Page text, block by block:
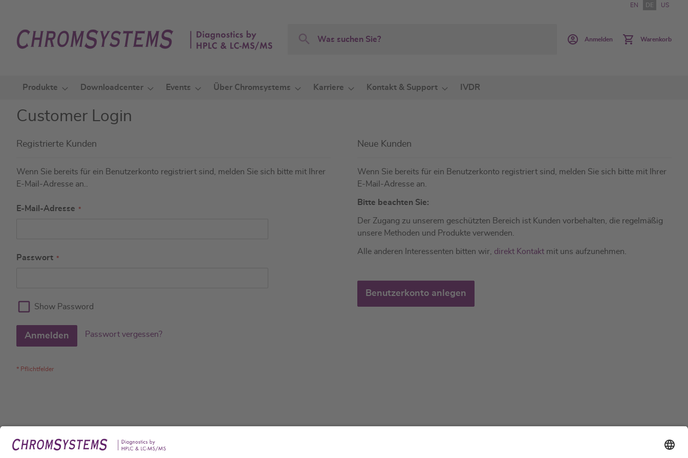
springen
EN DE US
Search
Anmelden Warenkorb
Produkte Downloadcenter Events Über Chromsystems Karriere Kontakt & Support IVDR
Customer Login
Registrierte Kunden
Wenn Sie bereits für ein Benutzerkonto registriert sind, melden Sie sich bitte mit Ihrer
E-Mail-Adresse an..
E-Mail-Adresse
Passwort
Show Password
Anmelden Passwort vergessen?
Neue Kunden
Wenn Sie bereits für ein Benutzerkonto registriert sind, melden Sie sich bitte mit Ihrer
E-Mail-Adresse an.
Bitte beachten Sie:
Der Zugang zu unserem geschützten Bereich ist Kunden vorbehalten, die regelmäßig
unsere Methoden und Produkte verwenden.
Alle anderen Interessenten bitten wir, direkt Kontaktmit uns aufzunehmen.
Benutzerkonto anlegen